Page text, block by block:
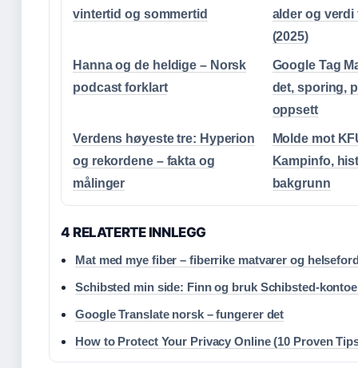
vintertid og sommertid
alder og verdi
(2025)
Hanna og de heldige – Norsk
podcast forklart
Google Tag
det, sporing,
oppsett
Verdens høyeste tre: Hyperion
og rekordene – fakta og
målinger
Molde mot
Kampinfo,
bakgrunn
4 RELATERTE INNLEGG
Mat med mye fiber – fiberrike matvarer og
Schibsted min side: Finn og bruk Schibsted-
Google Translate norsk – fungerer det
How to Protect Your Privacy Online (10 Proven